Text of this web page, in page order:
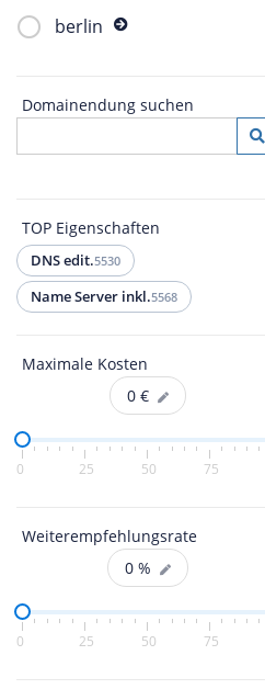
berlin
Domainendung suchen
TOP Eigenschaften
DNS edit.5530
Name Server inkl.5568
Maximale Kosten
0 €
0 25 50 75
Weiterempfehlungsrate
0 %
0 25 50 75